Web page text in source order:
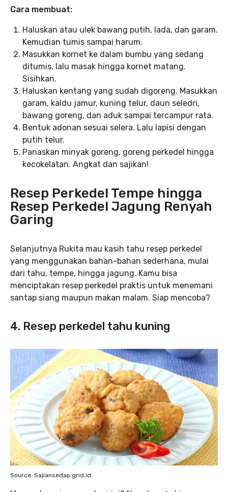
Cara membuat:
Haluskan atau ulek bawang putih, lada, dan garam.
Kemudian tumis sampai harum.
Masukkan kornet ke dalam bumbu yang sedang
ditumis, lalu masak hingga kornet matang.
Sisihkan.
Haluskan kentang yang sudah digoreng. Masukkan
garam, kaldu jamur, kuning telur, daun seledri,
bawang goreng, dan aduk sampai tercampur rata.
Bentuk adonan sesuai selera. Lalu lapisi dengan
putih telur.
Panaskan minyak goreng, goreng perkedel hingga
kecokelatan. Angkat dan sajikan!
Resep Perkedel Tempe hingga
Resep Perkedel Jagung Renyah
Garing
Selanjutnya Rukita mau kasih tahu resep perkedel
yang menggunakan bahan-bahan sederhana, mulai
dari tahu, tempe, hingga jagung. Kamu bisa
menciptakan resep perkedel praktis untuk menemani
santap siang maupun makan malam. Siap mencoba?
4. Resep perkedel tahu kuning
Source: Sajiansedap.grid.id